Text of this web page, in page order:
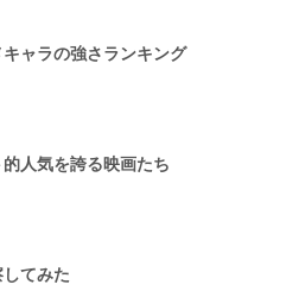
ャラの強さランキング
的人気を誇る映画たち
てみた